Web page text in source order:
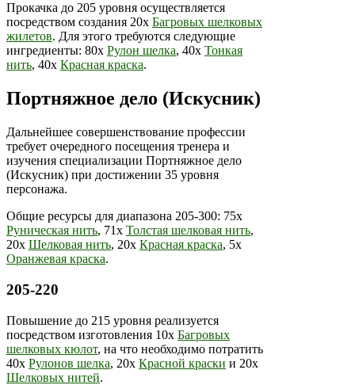
Прокачка до 205 уровня осуществляется
посредством создания 20х Багровых шелковых
жилетов. Для этого требуются следующие
ингредиенты: 80х Рулон шелка, 40х Тонкая
нить, 40х Красная краска.
Портняжное дело (Искусник)
Дальнейшее совершенствование профессии
требует очередного посещения тренера и
изучения специализации Портняжное дело
(Искусник) при достижении 35 уровня
персонажа.
Общие ресурсы для диапазона 205-300: 75х
Руническая нить, 71х Толстая шелковая нить,
20х Шелковая нить, 20х Красная краска, 5х
Оранжевая краска.
205-220
Повышение до 215 уровня реализуется
посредством изготовления 10х Багровых
шелковых кюлот, на что необходимо потратить
40х Рулонов шелка, 20х Красной краски и 20х
Шелковых нитей.